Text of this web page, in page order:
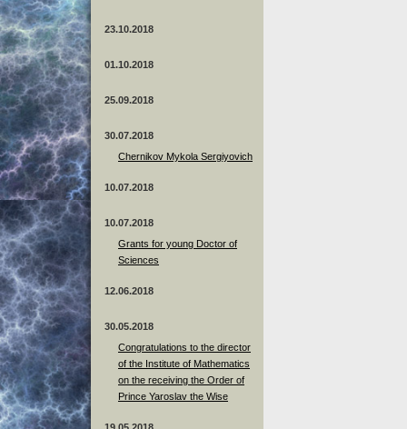
23.10.2018
01.10.2018
25.09.2018
30.07.2018
Chernikov Mykola Sergiyovich
10.07.2018
10.07.2018
Grants for young Doctor of
Sciences
12.06.2018
30.05.2018
Congratulations to the director
of the Institute of Mathematics
on the receiving the Order of
Prince Yaroslav the Wise